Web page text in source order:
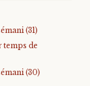
(31)
temps de
(30)